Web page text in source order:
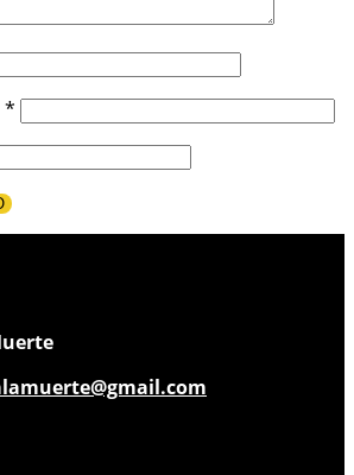
*